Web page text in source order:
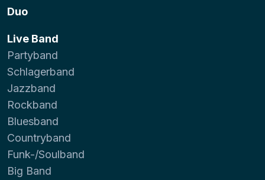
Duo
Live Band
Partyband
Schlagerband
Jazzband
Rockband
Bluesband
Countryband
Funk-/Soulband
Big Band